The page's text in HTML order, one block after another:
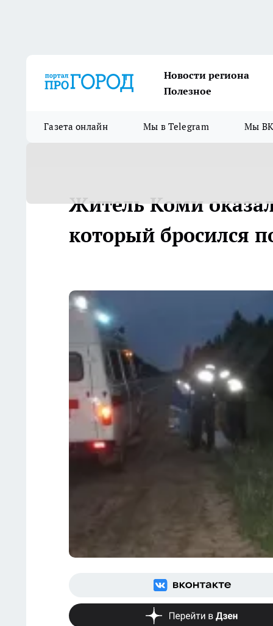
Новости региона
Полезное
Газета онлайн Мы в Telegram Мы
Житель Коми
который бросился